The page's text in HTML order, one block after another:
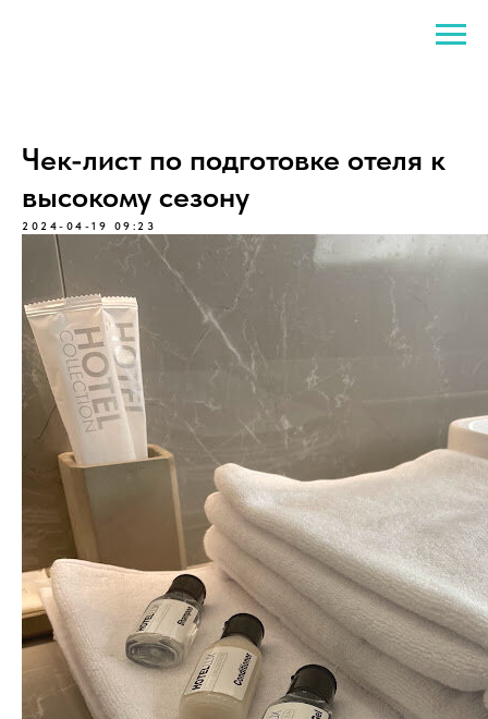
Чек-лист по подготовке отеля к
высокому сезону
2024-04-19 09:23